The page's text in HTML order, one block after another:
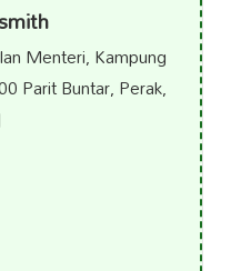
Menteri, Kampung
Parit Buntar, Perak,